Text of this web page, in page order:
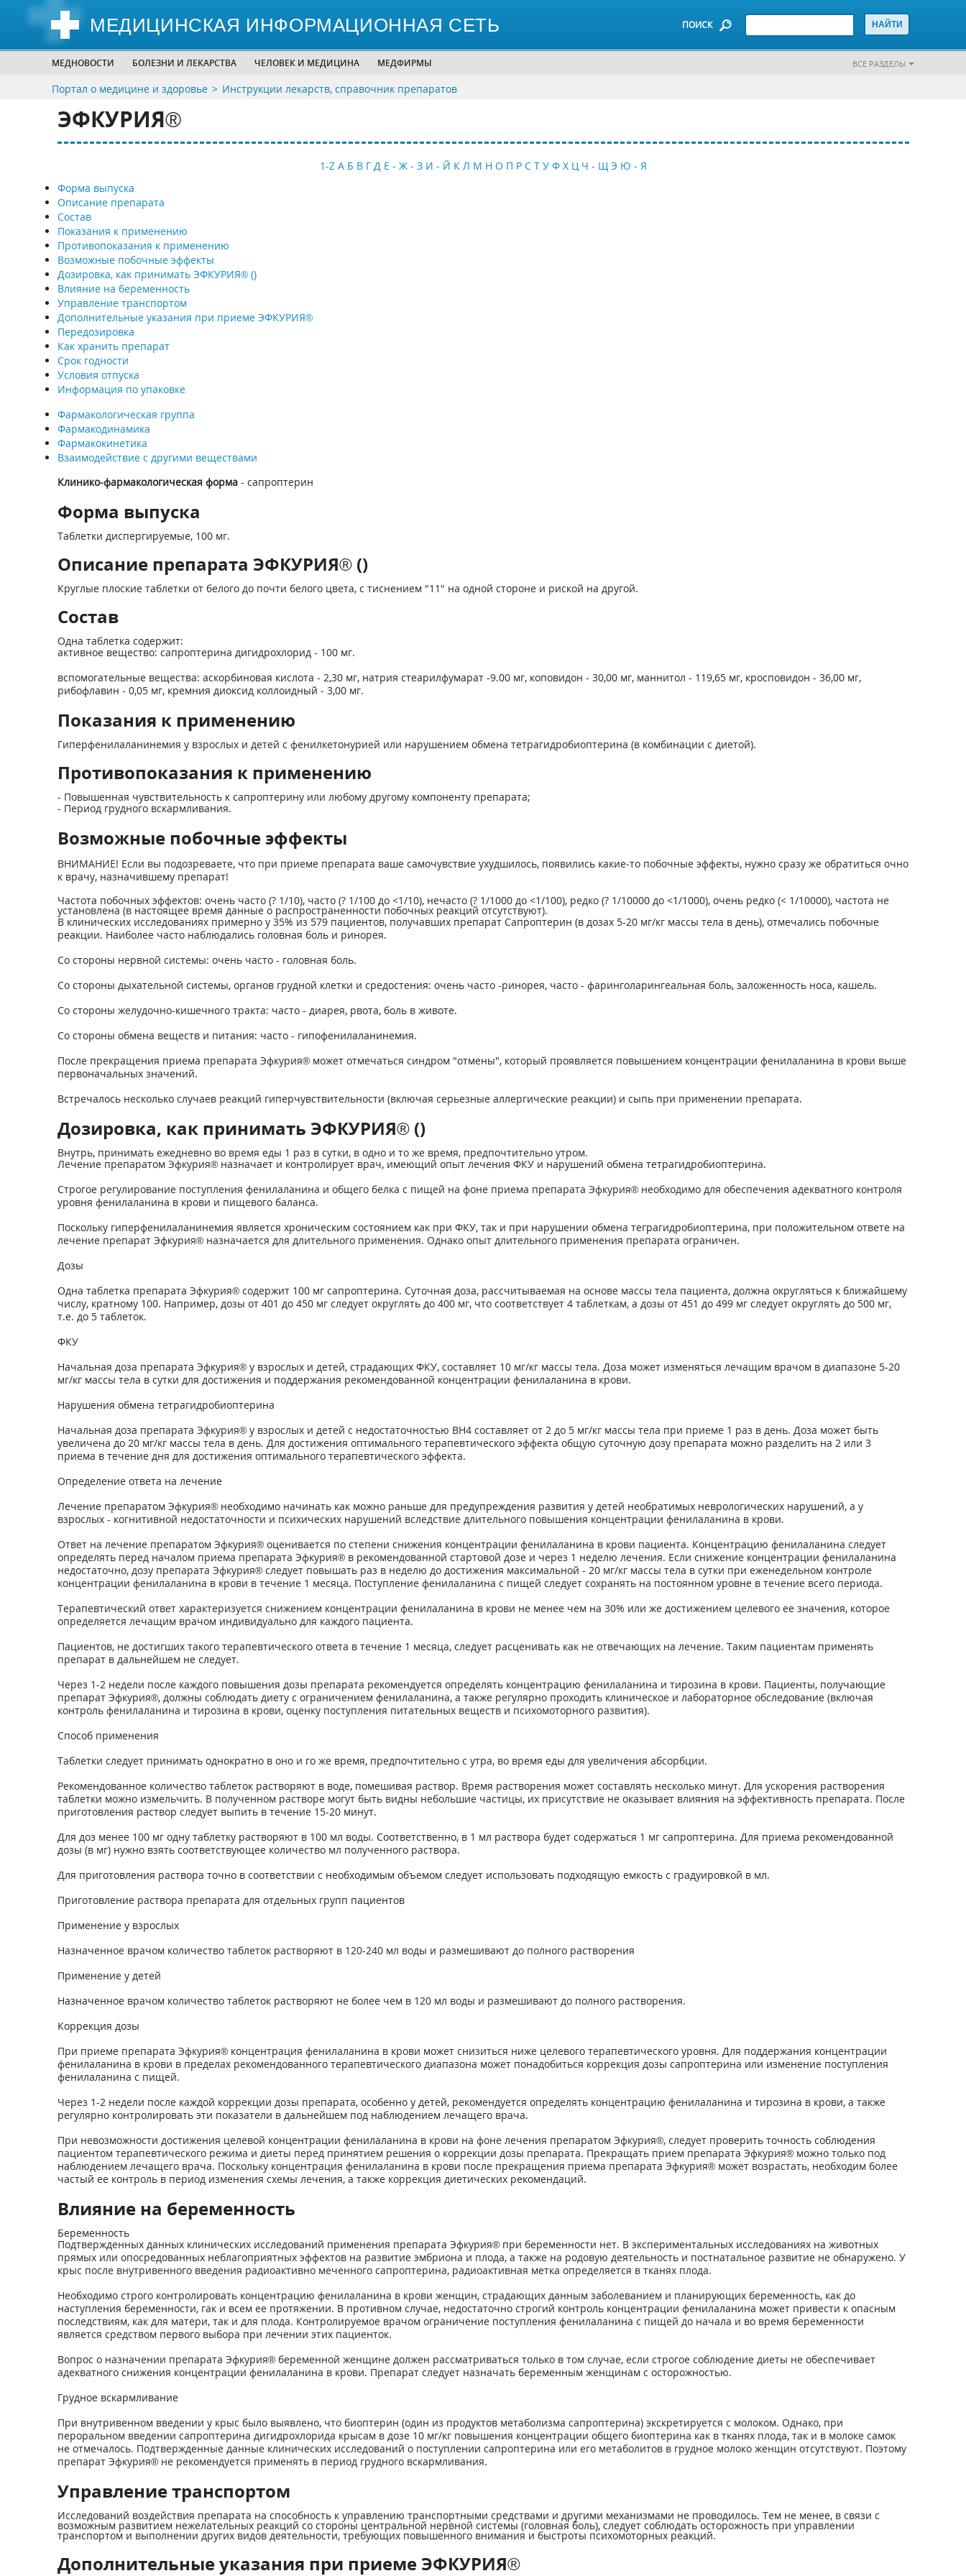
МЕДИЦИНСКАЯ ИНФОРМАЦИОННАЯ СЕТЬ ПОИСК
МЕДНОВОСТИ БОЛЕЗНИ И ЛЕКАРСТВА ЧЕЛОВЕК И МЕДИЦИНА МЕДФИРМЫ ВСЕ РАЗДЕЛЫ
Портал о медицине и здоровье Инструкции лекарств, справочник препаратов
ЭФКУРИЯ®
1-Z А Б В Г Д Е - Ж - З И - Й К Л М Н О П Р С Т У Ф Х Ц Ч - Щ Э Ю - Я
Форма выпуска
Описание препарата
Состав
Показания к применению
Противопоказания к применению
Возможные побочные эффекты
Дозировка, как принимать ЭФКУРИЯ® ()
Влияние на беременность
Управление транспортом
Дополнительные указания при приеме ЭФКУРИЯ®
Передозировка
Как хранить препарат
Срок годности
Условия отпуска
Информация по упаковке
Фармакологическая группа
Фармакодинамика
Фармакокинетика
Взаимодействие с другими веществами
Клинико-фармакологическая форма- сапроптерин
Форма выпуска
Таблетки диспергируемые, 100 мг.
Описание препарата ЭФКУРИЯ® ()
Круглые плоские таблетки от белого до почти белого цвета, с тиснением "11" на одной стороне и риской на другой.
Состав
Одна таблетка содержит:
активное вещество: сапроптерина дигидрохлорид - 100 мг.
вспомогательные вещества: аскорбиновая кислота - 2,30 мг, натрия стеарилфумарат -9.00 мг, коповидон - 30,00 мг, маннитол - 119,65 мг, кросповидон - 36,00 мг,
рибофлавин - 0,05 мг, кремния диоксид коллоидный - 3,00 мг.
Показания к применению
Гиперфенилаланинемия у взрослых и детей с фенилкетонурией или нарушением обмена тетрагидробиоптерина (в комбинации с диетой).
Противопоказания к применению
- Повышенная чувствительность к сапроптерину или любому другому компоненту препарата;
- Период грудного вскармливания.
Возможные побочные эффекты
ВНИМАНИЕ! Если вы подозреваете, что при приеме препарата ваше самочувствие ухудшилось, появились какие-то побочные эффекты, нужно сразу же обратиться очно
к врачу, назначившему препарат!
Частота побочных эффектов: очень часто (? 1/10), часто (? 1/100 до <1/10), нечасто (? 1/1000 до <1/100), редко (? 1/10000 до <1/1000), очень редко (< 1/10000), частота не
установлена (в настоящее время данные о распространенности побочных реакций отсутствуют).
В клинических исследованиях примерно у 35% из 579 пациентов, получавших препарат Сапроптерин (в дозах 5-20 мг/кг массы тела в день), отмечались побочные
реакции. Наиболее часто наблюдались головная боль и ринорея.
Со стороны нервной системы: очень часто - головная боль.
Со стороны дыхательной системы, органов грудной клетки и средостения: очень часто -ринорея, часто - фаринголарингеальная боль, заложенность носа, кашель.
Со стороны желудочно-кишечного тракта: часто - диарея, рвота, боль в животе.
Со стороны обмена веществ и питания: часто - гипофенилаланинемия.
После прекращения приема препарата Эфкурия® может отмечаться синдром "отмены", который проявляется повышением концентрации фенилаланина в крови выше
первоначальных значений.
Встречалось несколько случаев реакций гиперчувствительности (включая серьезные аллергические реакции) и сыпь при применении препарата.
Дозировка, как принимать ЭФКУРИЯ® ()
Внутрь, принимать ежедневно во время еды 1 раз в сутки, в одно и то же время, предпочтительно утром.
Лечение препаратом Эфкурия® назначает и контролирует врач, имеющий опыт лечения ФКУ и нарушений обмена тетрагидробиоптерина.
Строгое регулирование поступления фенилаланина и общего белка с пищей на фоне приема препарата Эфкурия® необходимо для обеспечения адекватного контроля
уровня фенилаланина в крови и пищевого баланса.
Поскольку гиперфенилаланинемия является хроническим состоянием как при ФКУ, так и при нарушении обмена теграгидробиоптерина, при положительном ответе на
лечение препарат Эфкурия® назначается для длительного применения. Однако опыт длительного применения препарата ограничен.
Дозы
Одна таблетка препарата Эфкурия® содержит 100 мг сапроптерина. Суточная доза, рассчитываемая на основе массы тела пациента, должна округляться к ближайшему
числу, кратному 100. Например, дозы от 401 до 450 мг следует округлять до 400 мг, что соответствует 4 таблеткам, а дозы от 451 до 499 мг следует округлять до 500 мг,
т.е. до 5 таблеток.
ФКУ
Начальная доза препарата Эфкурия® у взрослых и детей, страдающих ФКУ, составляет 10 мг/кг массы тела. Доза может изменяться лечащим врачом в диапазоне 5-20
мг/кг массы тела в сутки для достижения и поддержания рекомендованной концентрации фенилаланина в крови.
Нарушения обмена тетрагидробиоптерина
Начальная доза препарата Эфкурия® у взрослых и детей с недостаточностью ВН4 составляет от 2 до 5 мг/кг массы тела при приеме 1 раз в день. Доза может быть
увеличена до 20 мг/кг массы тела в день. Для достижения оптимального терапевтического эффекта общую суточную дозу препарата можно разделить на 2 или 3
приема в течение дня для достижения оптимального терапевтического эффекта.
Определение ответа на лечение
Лечение препаратом Эфкурия® необходимо начинать как можно раньше для предупреждения развития у детей необратимых неврологических нарушений, а у
взрослых - когнитивной недостаточности и психических нарушений вследствие длительного повышения концентрации фенилаланина в крови.
Ответ на лечение препаратом Эфкурия® оценивается по степени снижения концентрации фенилаланина в крови пациента. Концентрацию фенилаланина следует
определять перед началом приема препарата Эфкурия® в рекомендованной стартовой дозе и через 1 неделю лечения. Если снижение концентрации фенилаланина
недостаточно, дозу препарата Эфкурия® следует повышать раз в неделю до достижения максимальной - 20 мг/кг массы тела в сутки при еженедельном контроле
концентрации фенилаланина в крови в течение 1 месяца. Поступление фенилаланина с пищей следует сохранять на постоянном уровне в течение всего периода.
Терапевтический ответ характеризуется снижением концентрации фенилаланина в крови не менее чем на 30% или же достижением целевого ее значения, которое
определяется лечащим врачом индивидуально для каждого пациента.
Пациентов, не достигших такого терапевтического ответа в течение 1 месяца, следует расценивать как не отвечающих на лечение. Таким пациентам применять
препарат в дальнейшем не следует.
Через 1-2 недели после каждого повышения дозы препарата рекомендуется определять концентрацию фенилаланина и тирозина в крови. Пациенты, получающие
препарат Эфкурия®, должны соблюдать диету с ограничением фенилаланина, а также регулярно проходить клиническое и лабораторное обследование (включая
контроль фенилаланина и тирозина в крови, оценку поступления питательных веществ и психомоторного развития).
Способ применения
Таблетки следует принимать однократно в оно и го же время, предпочтительно с утра, во время еды для увеличения абсорбции.
Рекомендованное количество таблеток растворяют в воде, помешивая раствор. Время растворения может составлять несколько минут. Для ускорения растворения
таблетки можно измельчить. В полученном растворе могут быть видны небольшие частицы, их присутствие не оказывает влияния на эффективность препарата. После
приготовления раствор следует выпить в течение 15-20 минут.
Для доз менее 100 мг одну таблетку растворяют в 100 мл воды. Соответственно, в 1 мл раствора будет содержаться 1 мг сапроптерина. Для приема рекомендованной
дозы (в мг) нужно взять соответствующее количество мл полученного раствора.
Для приготовления раствора точно в соответствии с необходимым объемом следует использовать подходящую емкость с градуировкой в мл.
Приготовление раствора препарата для отдельных групп пациентов
Применение у взрослых
Назначенное врачом количество таблеток растворяют в 120-240 мл воды и размешивают до полного растворения
Применение у детей
Назначенное врачом количество таблеток растворяют не более чем в 120 мл воды и размешивают до полного растворения.
Коррекция дозы
При приеме препарата Эфкурия® концентрация фенилаланина в крови может снизиться ниже целевого терапевтического уровня. Для поддержания концентрации
фенилаланина в крови в пределах рекомендованного терапевтического диапазона может понадобиться коррекция дозы сапроптерина или изменение поступления
фенилаланина с пищей.
Через 1-2 недели после каждой коррекции дозы препарата, особенно у детей, рекомендуется определять концентрацию фенилаланина и тирозина в крови, а также
регулярно контролировать эти показатели в дальнейшем под наблюдением лечащего врача.
При невозможности достижения целевой концентрации фенилаланина в крови на фоне лечения препаратом Эфкурия®, следует проверить точность соблюдения
пациентом терапевтического режима и диеты перед принятием решения о коррекции дозы препарата. Прекращать прием препарата Эфкурия® можно только под
наблюдением лечащего врача. Поскольку концентрация фенилаланина в крови после прекращения приема препарата Эфкурия® может возрастать, необходим более
частый ее контроль в период изменения схемы лечения, а также коррекция диетических рекомендаций.
Влияние на беременность
Беременность
Подтвержденных данных клинических исследований применения препарата Эфкурия® при беременности нет. В экспериментальных исследованиях на животных
прямых или опосредованных неблагоприятных эффектов на развитие эмбриона и плода, а также на родовую деятельность и постнатальное развитие не обнаружено. У
крыс после внутривенного введения радиоактивно меченного сапроптерина, радиоактивная метка определяется в тканях плода.
Необходимо строго контролировать концентрацию фенилаланина в крови женщин, страдающих данным заболеванием и планирующих беременность, как до
наступления беременности, гак и всем ее протяжении. В противном случае, недостаточно строгий контроль концентрации фенилаланина может привести к опасным
последствиям, как для матери, так и для плода. Контролируемое врачом ограничение поступления фенилаланина с пищей до начала и во время беременности
является средством первого выбора при лечении этих пациенток.
Вопрос о назначении препарата Эфкурия® беременной женщине должен рассматриваться только в том случае, если строгое соблюдение диеты не обеспечивает
адекватного снижения концентрации фенилаланина в крови. Препарат следует назначать беременным женщинам с осторожностью.
Грудное вскармливание
При внутривенном введении у крыс было выявлено, что биоптерин (один из продуктов метаболизма сапроптерина) экскретируется с молоком. Однако, при
пероральном введении сапроптерина дигидрохлорида крысам в дозе 10 мг/кг повышения концентрации общего биоптерина как в тканях плода, так и в молоке самок
не отмечалось. Подтвержденные данные клинических исследований о поступлении сапроптерина или его метаболитов в грудное молоко женщин отсутствуют. Поэтому
препарат Эфкурия® не рекомендуется применять в период грудного вскармливания.
Управление транспортом
Исследований воздействия препарата на способность к управлению транспортными средствами и другими механизмами не проводилось. Тем не менее, в связи с
возможным развитием нежелательных реакций со стороны центральной нервной системы (головная боль), следует соблюдать осторожность при управлении
транспортом и выполнении других видов деятельности, требующих повышенного внимания и быстроты психомоторных реакций.
Дополнительные указания при приеме ЭФКУРИЯ®